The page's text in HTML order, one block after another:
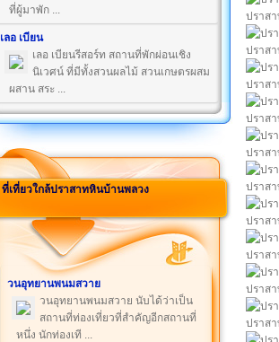
ที่ผู้มาพัก ...
เลอ เบียน
เลอ เบียนรีสอร์ท สถานที่พักผ่อนเชิง
นิเวศน์ ที่มีทั้งสวนผลไม้ สวนเกษตรผสม
ผสาน สระ ...
ที่เที่ยวใกล้ปราสาทหินบ้านพลวง
วนอุทยานพนมสวาย
วนอุทยานพนมสวาย นับได้ว่าเป็น
สถานที่ท่องเที่ยวที่สำคัญอีกสถานที่
หนึ่ง นักท่องเที ...
ปราส
ปราส
ปราส
ปราส
ปราส
ปราส
ปราส
ปราส
ปราส
ปราส